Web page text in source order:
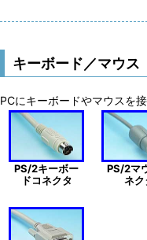
キーボード／マウス
PCにキーボードやマウスを
PS/2キーボー
ドコネクタ
PS/2マ
ネク